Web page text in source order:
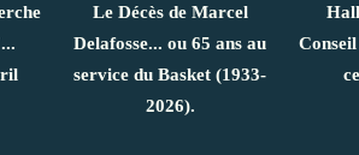
Le Décès de Marcel
Delafosse... ou 65 ans au
service du Basket (1933-
2026).